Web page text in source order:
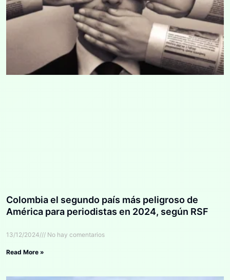
Colombia el segundo país más peligroso de
América para periodistas en 2024, según RSF
13/12/2024 No hay comentarios
Read More »